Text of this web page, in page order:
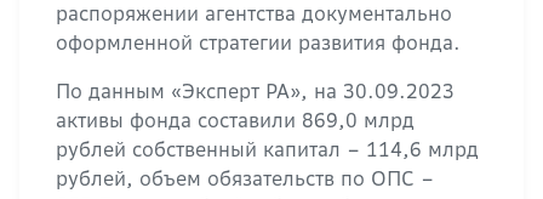
распоряжении агентства документально
оформленной стратегии развития фонда.
По данным «Эксперт РА», на 30.09.2023
активы фонда составили 869,0 млрд
рублей собственный капитал – 114,6 млрд
рублей, объем обязательств по ОПС –